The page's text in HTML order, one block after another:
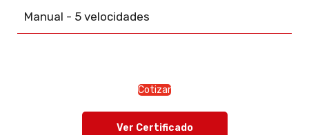
Manual - 5 velocidades
Cotizar
Ver Certificado